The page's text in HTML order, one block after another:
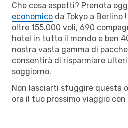
Che cosa aspetti? Prenota
economico da Tokyo a Berlino
oltre 155.000 voli, 690
hotel in tutto il mondo e ben
nostra vasta gamma di
consentirà di risparmiare
soggiorno.
Non lasciarti sfuggire questa
ora il tuo prossimo viaggio con